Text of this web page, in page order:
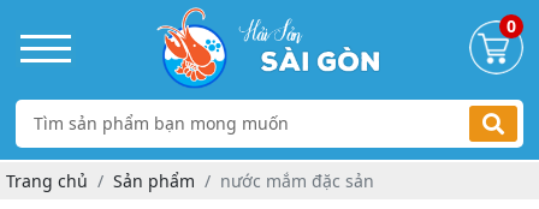
0
Trang chủ Sản phẩm nước mắm đặc sản